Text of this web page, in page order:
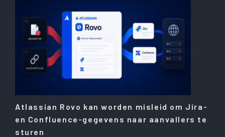
Atlassian Rovo kan worden misleid om Jira-
en Confluence-gegevens naar aanvallers te
sturen